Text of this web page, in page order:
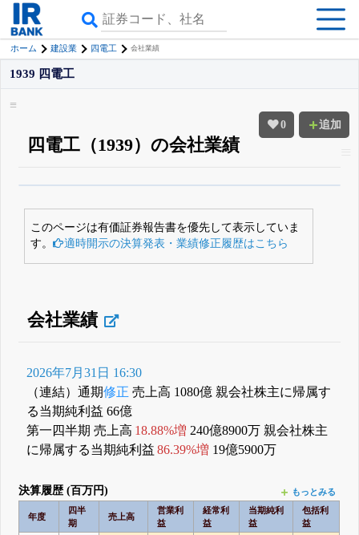
ホーム 建設業 四電工 会社業績
0 追加
1939 四電工
四電工（1939）の会社業績
詳しく見られる無料でβ版をはじめる
登録すると永久30%OFFと米株版の先行利用も付きます
このページは有価証券報告書を優先して表示していま
す。
適時開示の決算発表・業績修正履歴はこちら
会社業績
2026年7月31日 16:30
（連結）通期修正 売上高 1080億 親会社株主に帰属す
る当期純利益 66億
第一四半期 売上高 18.88%増 240億8900万 親会社株主
に帰属する当期純利益 86.39%増 19億5900万
決算履歴 (百万円) もっとみる
年度
四半
期
売上高
営業利
益
経常利
益
当期純利
益
包括利
益